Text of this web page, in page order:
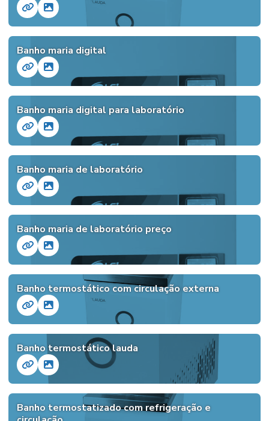
Banho maria digital
Banho maria digital para laboratório
Banho maria de laboratório
Banho maria de laboratório preço
Banho termostático com circulação externa
Banho termostático lauda
Banho termostatizado com refrigeração e